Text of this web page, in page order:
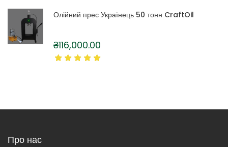
Олійний прес Українець 50 тонн CraftOil
₴116,000.00
Про нас